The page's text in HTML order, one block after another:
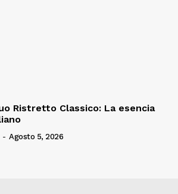
Ristretto Classico: La esencia
- Agosto 5, 2026